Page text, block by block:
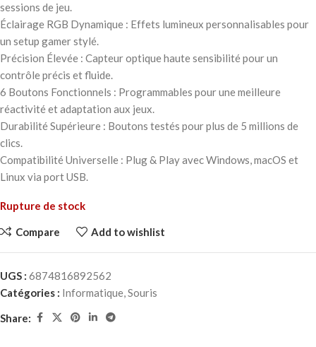
sessions de jeu.
Éclairage RGB Dynamique : Effets lumineux personnalisables pour
un setup gamer stylé.
Précision Élevée : Capteur optique haute sensibilité pour un
contrôle précis et fluide.
6 Boutons Fonctionnels : Programmables pour une meilleure
réactivité et adaptation aux jeux.
Durabilité Supérieure : Boutons testés pour plus de 5 millions de
clics.
Compatibilité Universelle : Plug & Play avec Windows, macOS et
Linux via port USB.
Rupture de stock
Compare Add to wishlist
UGS : 6874816892562
Catégories : Informatique,Souris
Share: